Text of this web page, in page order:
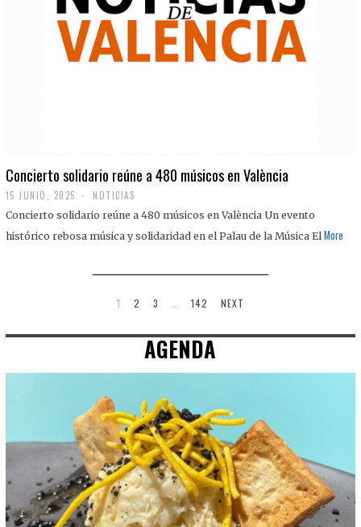
Concierto solidario reúne a 480 músicos en València
15 JUNIO, 2025 NOTICIAS
Concierto solidario reúne a 480 músicos en València Un evento
histórico rebosa música y solidaridad en el Palau de la Música El More
1 2 3 142 NEXT
AGENDA